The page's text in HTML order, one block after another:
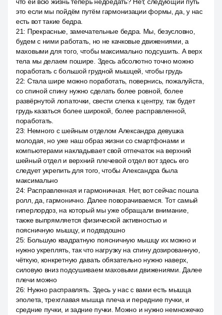
это если мы пойдём путём гармонизации формы, да, у нас
есть вот такие бедра.
21: Прекрасные, замечательные бедра. Мы, безусловно,
будем с ними работать, но не качковые движениями, а
маховыми для того, чтобы максимально подсушить. А верх
тела мы делаем пошире. Здесь абсолютно точно можно
поработать с большой грудной мышцей, чтобы грудь
22: Стала шире можно поработать, повернись, пожалуйста,
со спиной спину нужно сделать более ровной, более
развёрнутой лопаточки, свести слегка к центру, так будет
грудь казаться более широкой, более расправленной,
поработать.
23: Немного с шейным отделом Александра девушка
молодая, но уже наш образ жизни со смартфонами и
компьютерами накладывает свой отпечаток на верхний
шейный отдел и верхний плечевой отдел вот здесь его
следует укрепить для того, чтобы Александра была
максимально
24: Расправленная и гармоничная. Нет, вот сейчас пошла
ролл, да, гармонично. Далее поворачиваемся. Тот самый
гиперлордоз, на который мы уже обращали внимание,
также выпрямляется физической активностью и
поясничную мышцу, и подвздошно
25: Большую квадратную поясничную мышцу их можно и
нужно укреплять, так что нагрузку на спину дозированную,
чёткую, конкретную давать обязательно нужно наверх,
силовую вниз подсушиваем маховыми движениями. Далее
плечи можно
26: Нужно расправлять. Здесь у нас с вами есть мышца
эполета, трехглавая мышца плеча и передние пучки, и
средние пучки, и задние пучки. Можно и нужно немножечко